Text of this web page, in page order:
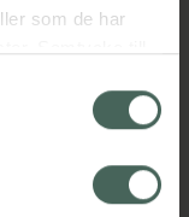
som de har
påverkar inte
återkallelsen.
oss från Skåne i